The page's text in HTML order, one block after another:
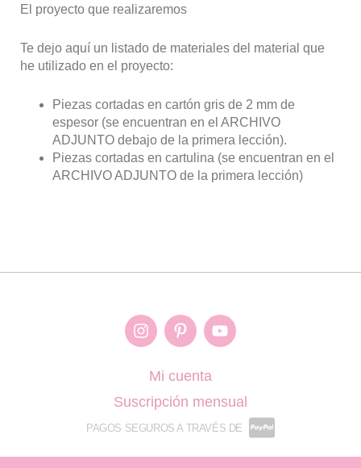
El proyecto que realizaremos
Te dejo aquí un listado de materiales del material que
he utilizado en el proyecto:
Piezas cortadas en cartón gris de 2 mm de
espesor (se encuentran en el ARCHIVO
ADJUNTO debajo de la primera lección).
Piezas cortadas en cartulina (se encuentran en el
ARCHIVO ADJUNTO de la primera lección)
Mi cuenta
Suscripción mensual
PAGOS SEGUROS A TRAVÉS DE